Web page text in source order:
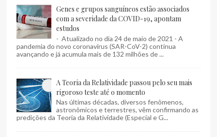
Genes e grupos sanguíneos estão associados
com a severidade da COVID-19, apontam
estudos
- Atualizado no dia 24 de maio de 2021 - A
pandemia do novo coronavírus (SAR-CoV-2) continua
avançando e já acumula mais de 132 milhões de ...
A Teoria da Relatividade passou pelo seu mais
rigoroso teste até o momento
Nas últimas décadas, diversos fenômenos,
astronômicos e terrestres, vêm confirmando as
predições da Teoria da Relatividade (Especial e G...